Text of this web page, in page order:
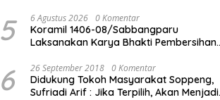
5 6 Agustus 2026 0 Komentar
Koramil 1406-08/Sabbangparu
Laksanakan Karya Bhakti Pembersihan
6 26 September 2018 0 Komentar
Didukung Tokoh Masyarakat Soppeng,
Sufriadi Arif : Jika Terpilih, Akan Menjadi